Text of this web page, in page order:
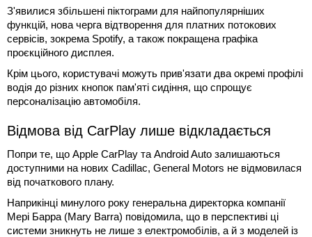
З'явилися збільшені піктограми для найпопулярніших
функцій, нова черга відтворення для платних потокових
сервісів, зокрема Spotify, а також покращена графіка
проєкційного дисплея.
Крім цього, користувачі можуть прив'язати два окремі профілі
водія до різних кнопок пам'яті сидіння, що спрощує
персоналізацію автомобіля.
Відмова від CarPlay лише відкладається
Попри те, що Apple CarPlay та Android Auto залишаються
доступними на нових Cadillac, General Motors не відмовилася
від початкового плану.
Наприкінці минулого року генеральна директорка компанії
Мері Барра (Mary Barra) повідомила, що в перспективі ці
системи зникнуть не лише з електромобілів, а й з моделей із